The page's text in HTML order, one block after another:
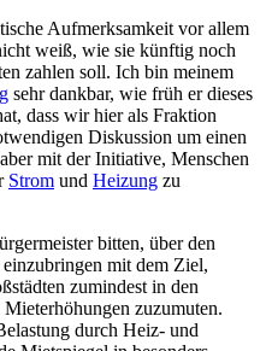
Aufmerksamkeit vor allem
weiß, wie sie künftig noch
zahlen soll. Ich bin meinem
sehr dankbar, wie früh er dieses
dass wir hier als Fraktion
Diskussion um einen
mit der Initiative, Menschen
Strom und Heizung zu
bitten, über den
mit dem Ziel,
zumindest in den
zuzumuten.
durch Heiz- und